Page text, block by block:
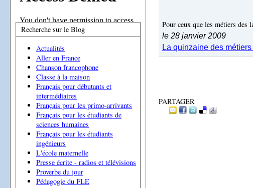
Recherche sur le Blog
Actualités
Aller en France
Chanson francophone
Classe à la maison
Français pour débutants et
intermédiaires
Français pour les primo-arrivants
Français pour les étudiants de
sciences humaines
Français pour les étudiants
ingénieurs
L'école maternelle
Presse écrite - radios et télévisions
Proverbe du jour
Pédagogie du FLE
Pour ceux que les métiers des
le 28 janvier 2009
La quinzaine des
PARTAGER